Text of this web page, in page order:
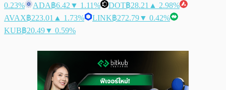
0.23%
ADA฿6.42 ▼ 1.11% DOT฿28.21 ▲ 2.98%
AVAX฿223.01 ▲ 1.73% LINK฿272.79▼ 0.42%
KUB฿20.49▼ 0.59%